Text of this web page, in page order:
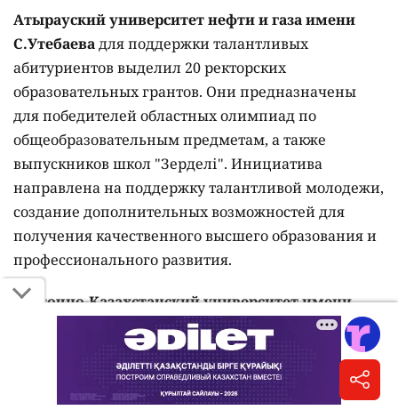
Атырауский университет нефти и газа имени
С.Утебаевадля поддержки талантливых
абитуриентов выделил 20 ректорских
образовательных грантов. Они предназначены
для победителей областных олимпиад по
общеобразовательным предметам, а также
выпускников школ "Зерделі". Инициатива
направлена на поддержку талантливой молодежи,
создание дополнительных возможностей для
получения качественного высшего образования и
профессионального развития.
Восточно-Казахстанский университет имени
Сарсена Аманжоловапредусмотрел 12
собственных образовательных грантов, а
Рудненский индустриальный университет
– 10
ректорских грантов для детей-сирот, детей,